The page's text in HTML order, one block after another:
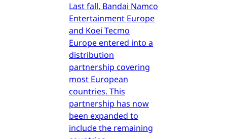
Last fall, Bandai Namco
Entertainment Europe
and Koei Tecmo
Europe entered into a
distribution
partnership covering
most European
countries. This
partnership has now
been expanded to
include the remaining